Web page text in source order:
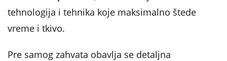
tehnologija i tehnika koje maksimalno štede
vreme i tkivo.
Pre samog zahvata obavlja se detaljna